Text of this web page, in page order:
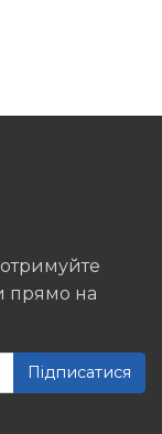
прямо на
Підписатися